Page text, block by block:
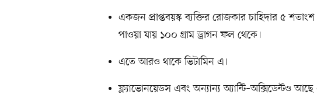
একজন প্রাপ্তবয়স্ক ব্যক্তির রোজকার চাহিদার ৫
পাওয়া যায় ১০০ গ্রাম ড্রাগন ফল থেকে।
এতে আরও থাকে ভিটামিন এ।
ফ্ল্যাভোনয়েডস এবং অন্যান্য অ্যান্টি–অক্সিডেন্টও